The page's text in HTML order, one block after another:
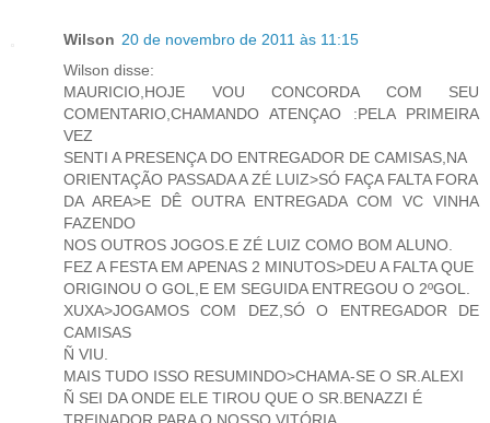
Wilson 20 de novembro de 2011 às 11:15
Wilson disse:
MAURICIO,HOJE VOU CONCORDA COM SEU
COMENTARIO,CHAMANDO ATENÇAO :PELA PRIMEIRA
VEZ
SENTI A PRESENÇA DO ENTREGADOR DE CAMISAS,NA
ORIENTAÇÃO PASSADA A ZÉ LUIZ>SÓ FAÇA FALTA FORA
DA AREA>E DÊ OUTRA ENTREGADA COM VC VINHA
FAZENDO
NOS OUTROS JOGOS.E ZÉ LUIZ COMO BOM ALUNO.
FEZ A FESTA EM APENAS 2 MINUTOS>DEU A FALTA QUE
ORIGINOU O GOL,E EM SEGUIDA ENTREGOU O 2ºGOL.
XUXA>JOGAMOS COM DEZ,SÓ O ENTREGADOR DE
CAMISAS
Ñ VIU.
MAIS TUDO ISSO RESUMINDO>CHAMA-SE O SR.ALEXI
Ñ SEI DA ONDE ELE TIROU QUE O SR.BENAZZI É
TREINADOR PARA O NOSSO VITÓRIA.